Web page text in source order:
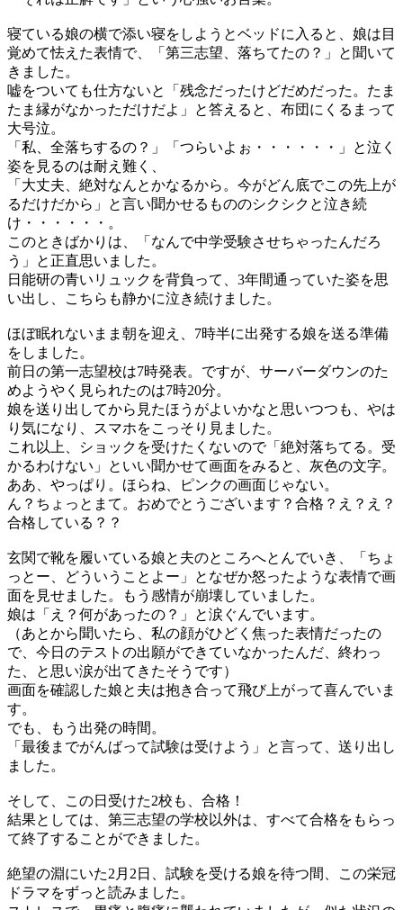
寝ている娘の横で添い寝をしようとベッドに入ると、娘は目
覚めて怯えた表情で、「第三志望、落ちてたの？」と聞いて
きました。
嘘をついても仕方ないと「残念だったけどだめだった。たま
たま縁がなかっただけだよ」と答えると、布団にくるまって
大号泣。
「私、全落ちするの？」「つらいよぉ・・・・・・」と泣く
姿を見るのは耐え難く、
「大丈夫、絶対なんとかなるから。今がどん底でこの先上が
るだけだから」と言い聞かせるもののシクシクと泣き続
け・・・・・・。
このときばかりは、「なんで中学受験させちゃったんだろ
う」と正直思いました。
日能研の青いリュックを背負って、3年間通っていた姿を思
い出し、こちらも静かに泣き続けました。
ほぼ眠れないまま朝を迎え、7時半に出発する娘を送る準備
をしました。
前日の第一志望校は7時発表。ですが、サーバーダウンのた
めようやく見られたのは7時20分。
娘を送り出してから見たほうがよいかなと思いつつも、やは
り気になり、スマホをこっそり見ました。
これ以上、ショックを受けたくないので「絶対落ちてる。受
かるわけない」といい聞かせて画面をみると、灰色の文字。
ああ、やっぱり。ほらね、ピンクの画面じゃない。
ん？ちょっとまて。おめでとうございます？合格？え？え？
合格している？？
玄関で靴を履いている娘と夫のところへとんでいき、「ちょ
っとー、どういうことよー」となぜか怒ったような表情で画
面を見せました。もう感情が崩壊していました。
娘は「え？何があったの？」と涙ぐんでいます。
（あとから聞いたら、私の顔がひどく焦った表情だったの
で、今日のテストの出願ができていなかったんだ、終わっ
た、と思い涙が出てきたそうです）
画面を確認した娘と夫は抱き合って飛び上がって喜んでいま
す。
でも、もう出発の時間。
「最後までがんばって試験は受けよう」と言って、送り出し
ました。
そして、この日受けた2校も、合格！
結果としては、第三志望の学校以外は、すべて合格をもらっ
て終了することができました。
絶望の淵にいた2月2日、試験を受ける娘を待つ間、この栄冠
ドラマをずっと読みました。